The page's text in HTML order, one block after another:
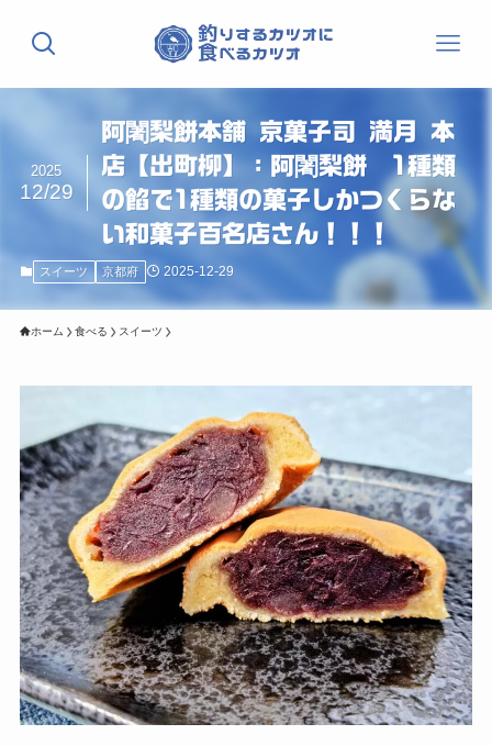
阿闍梨餅本舗 京菓子司 満月 本
店【出町柳】：阿闍梨餅 1種類
の餡で1種類の菓子しかつくらな
い和菓子百名店さん！！！
2025
12/29
スイーツ 京都府 2025-12-29
ホーム 食べる スイーツ